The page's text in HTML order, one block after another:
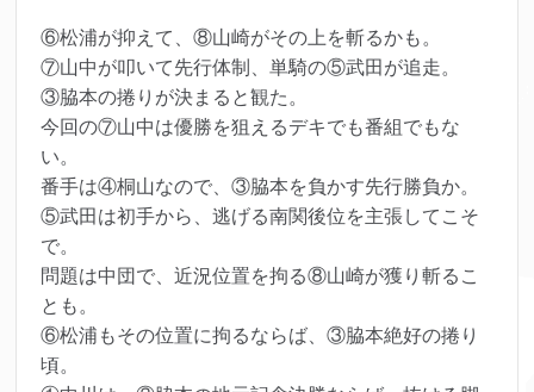
⑥松浦が抑えて、⑧山崎がその上を斬るかも。
⑦山中が叩いて先行体制、単騎の⑤武田が追走。
③脇本の捲りが決まると観た。
今回の⑦山中は優勝を狙えるデキでも番組でもな
い。
番手は④桐山なので、③脇本を負かす先行勝負か。
⑤武田は初手から、逃げる南関後位を主張してこそ
で。
問題は中団で、近況位置を拘る⑧山崎が獲り斬るこ
とも。
⑥松浦もその位置に拘るならば、③脇本絶好の捲り
頃。